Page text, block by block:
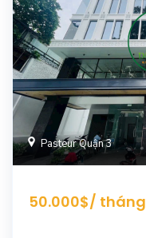
Pasteur Quận 3
50.000$/ tháng